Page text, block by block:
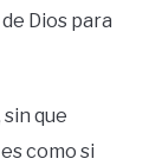
Dios para
que
como si